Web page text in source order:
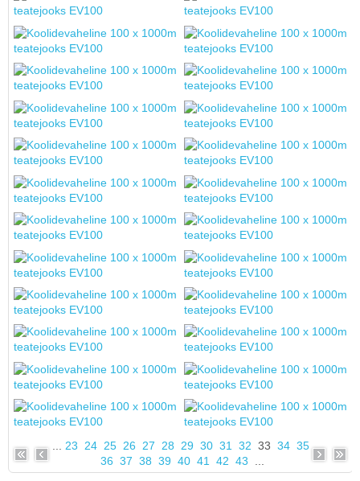
23 24 25 26 27 28 29 30 31 32 33 34 35
36 37 38 39 40 41 42 43